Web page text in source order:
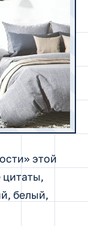
этой
белый,